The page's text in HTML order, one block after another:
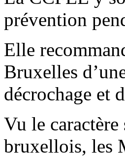
prévention
Elle
Bruxelles
décrochage et
Vu le caractère
bruxellois, les